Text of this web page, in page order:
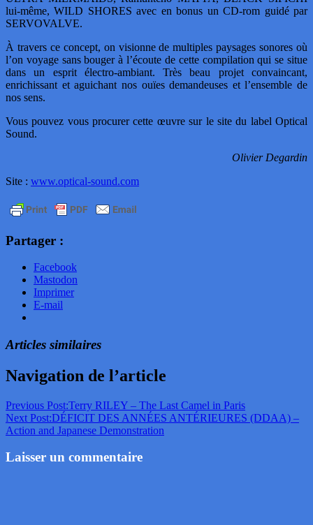
lui-même, WILD SHORES avec en bonus un CD-rom guidé par
SERVOVALVE.
À travers ce concept, on visionne de multiples paysages sonores où
l’on voyage sans bouger à l’écoute de cette compilation qui se situe
dans un esprit électro-ambiant. Très beau projet convaincant,
enrichissant et aguichant nos ouïes demandeuses et l’ensemble de
nos sens.
Vous pouvez vous procurer cette œuvre sur le site du label Optical
Sound.
Olivier Degardin
Site : www.optical-sound.com
Partager :
Facebook
Mastodon
Imprimer
E-mail
Articles similaires
Navigation de l’article
Previous Post:Terry RILEY – The Last Camel in Paris
Next Post:DÉFICIT DES ANNÉES ANTÉRIEURES (DDAA) –
Action and Japanese Demonstration
Laisser un commentaire